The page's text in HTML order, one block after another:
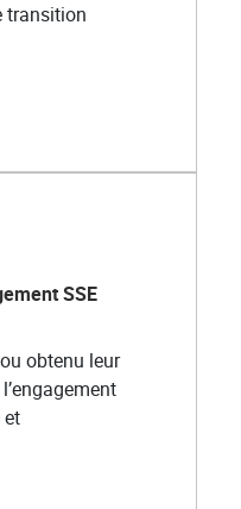
transition
SSE
obtenu leur